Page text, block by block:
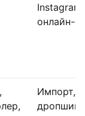
Instagram,
онлайн-
Импорт,